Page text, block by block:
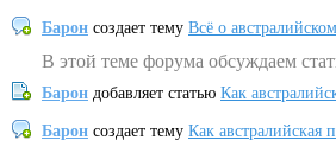
Барон создает тему Всё о
В этой теме форума обсуждаем
Барон добавляет статью Как
Барон создает тему Как австралийская